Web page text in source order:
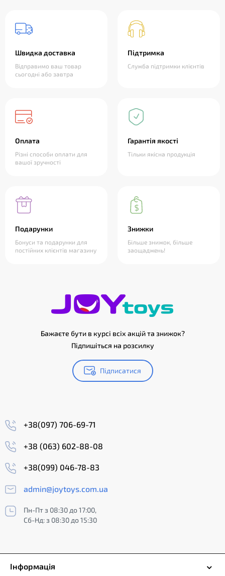
Швидка доставка
Відправимо ваш товар
сьогодні або завтра
Підтримка
Служба підтримки клієнтів
Оплата
Різні способи оплати для
вашої зручності
Гарантія якості
Тільки якісна продукція
Подарунки
Бонуси та подарунки для
постійних клієнтів магазину
Знижки
Більше знижок, більше
заощаджень!
Бажаєте бути в курсі всіх акцій та знижок?
Підпишіться на розсилку
Підписатися
+38(097) 706-69-71
+38 (063) 602-88-08
+38(099) 046-78-83
admin@joytoys.com.ua
Пн-Пт з 08:30 до 17:00,
Сб-Нд: з 08:30 до 15:30
Інформація